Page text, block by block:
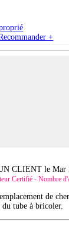
+
CLIENT leMar
Certifié - Nombre
de
tube à bricoler.